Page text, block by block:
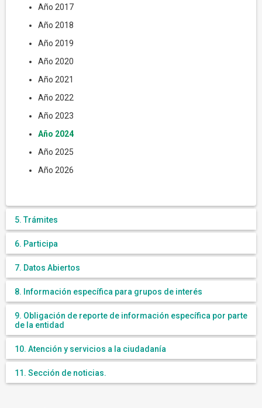
Año 2017
Año 2018
Año 2019
Año 2020
Año 2021
Año 2022
Año 2023
Año 2024
Año 2025
Año 2026
5. Trámites
6. Participa
7. Datos Abiertos
8. Información específica para grupos de interés
9. Obligación de reporte de información específica por parte
de la entidad
10. Atención y servicios a la ciudadanía
11. Sección de noticias.